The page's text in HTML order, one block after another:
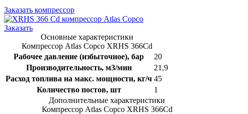
Заказать компрессор
Заказать
Основные характеристики
Компрессор Atlas Copco XRHS 366Cd
Рабочее давление (избыточное), бар
20
Производительность, м3/мин
21,9
Расход топлива на макс. мощности, кг/ч 45
Количество постов, шт
1
Дополнительные характеристики
Компрессор Atlas Copco XRHS 366Cd